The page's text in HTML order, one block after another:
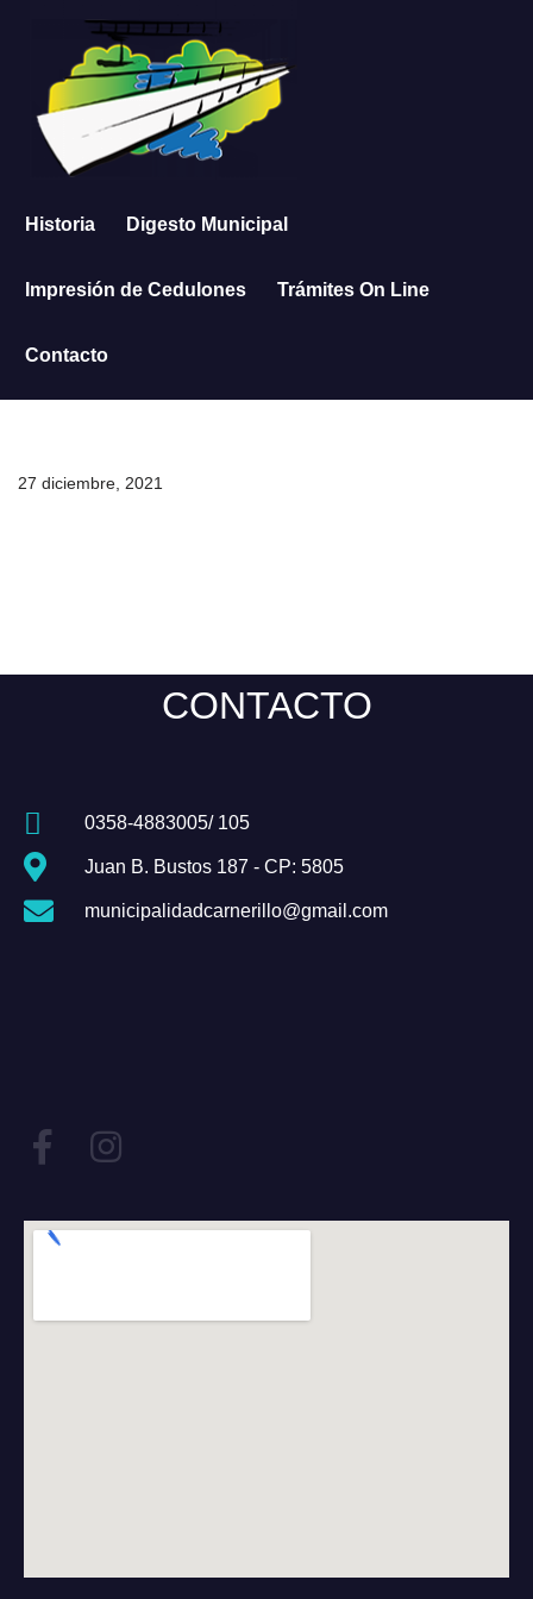
contenido
Historia Digesto Municipal
Impresión de Cedulones Trámites On Line
Contacto
27 diciembre, 2021
CONTACTO
0358-4883005/ 105
Juan B. Bustos 187 - CP: 5805
municipalidadcarnerillo@gmail.com